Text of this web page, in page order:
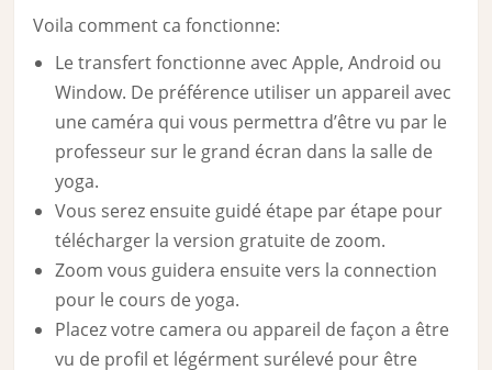
Voila comment ca fonctionne:
Le transfert fonctionne avec Apple, Android ou
Window. De préférence utiliser un appareil avec
une caméra qui vous permettra d’être vu par le
professeur sur le grand écran dans la salle de
yoga.
Vous serez ensuite guidé étape par étape pour
télécharger la version gratuite de zoom.
Zoom vous guidera ensuite vers la connection
pour le cours de yoga.
Placez votre camera ou appareil de façon a être
vu de profil et légérment surélevé pour être